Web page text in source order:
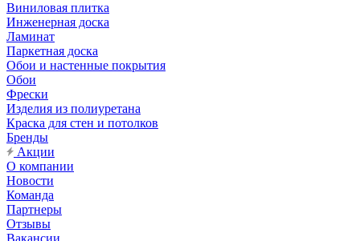
Виниловая плитка
Инженерная доска
Ламинат
Паркетная доска
Обои и настенные покрытия
Обои
Фрески
Изделия из полиуретана
Краска для стен и потолков
Бренды
Акции
О компании
Новости
Команда
Партнеры
Отзывы
Вакансии